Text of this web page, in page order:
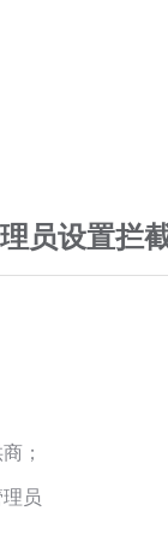
员设置拦
；
员